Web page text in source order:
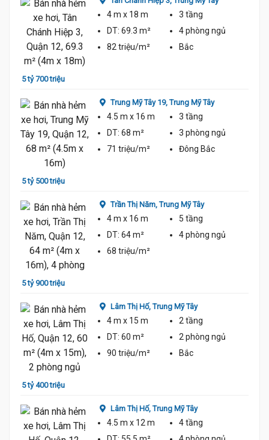
5 tỷ 700 triệu
4 m x 18 m
3 tầng
DT: 69.3 m² 4 phòng ngủ
82 triệu/m²
Bắc
5 tỷ 500 triệu
Trung Mỹ Tây 19,Trung Mỹ Tây
4.5 m x 16 m
3 tầng
DT: 68 m² 3 phòng ngủ
71 triệu/m²
Đông Bắc
5 tỷ 900 triệu
Trần Thị Năm,Trung Mỹ Tây
4 m x 16 m
5 tầng
DT: 64 m² 4 phòng ngủ
68 triệu/m²
5 tỷ 400 triệu
Lâm Thị Hố,Trung Mỹ Tây
4 m x 15 m
2 tầng
DT: 60 m² 2 phòng ngủ
90 triệu/m²
Bắc
Lâm Thị Hố,Trung Mỹ Tây
4.5 m x 12 m
4 tầng